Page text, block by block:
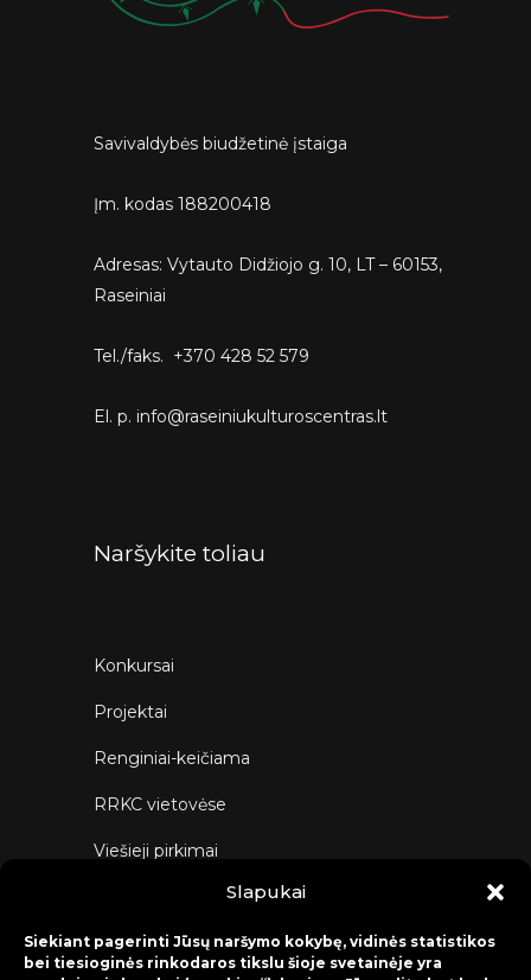
Slapukai
Siekiant pagerinti Jūsų naršymo kokybę, vidinės statistikos
bei tiesioginės rinkodaros tikslu šioje svetainėje yra
Savivaldybės biudžetinė įstaiga
Įm. kodas 188200418
Adresas: Vytauto Didžiojo g. 10, LT – 60153,
Raseiniai
Tel./faks. +370 428 52 579
El. p. info@raseiniukulturoscentras.lt
Naršykite toliau
Konkursai
Projektai
Renginiai-keičiama
RRKC vietovėse
Viešieji pirkimai
Parašykite mums